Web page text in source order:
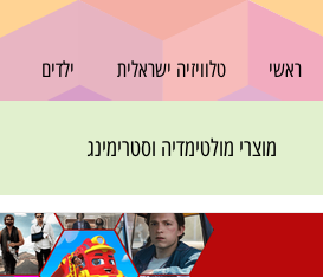
ראשי טלוויזיה ישראלית ילדים
מוצרי מולטימדיה וסטרימינג